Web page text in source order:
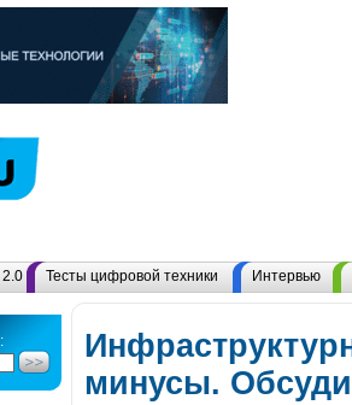
2.0 Тесты цифровой техники Интервью
минусы.